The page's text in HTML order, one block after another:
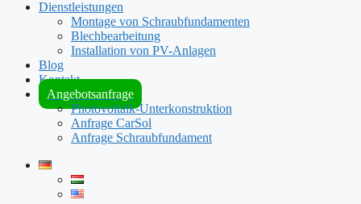
Dienstleistungen
Montage von Schraubfundamenten
Blechbearbeitung
Installation von PV-Anlagen
Blog
Kontakt
Angebotsanfrage
Photovoltaik-Unterkonstruktion
Anfrage CarSol
Anfrage Schraubfundament